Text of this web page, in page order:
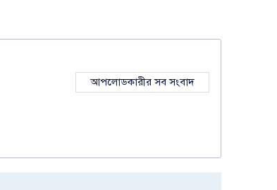
আপলোডকারীর সব সংবাদ